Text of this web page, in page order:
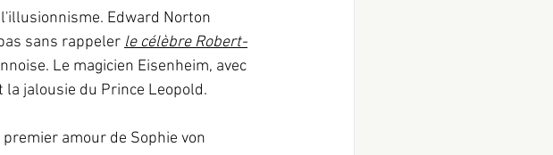
Edward Norton
sans rappeler le célèbre Robert-
Le magicien Eisenheim, avec
jalousie du Prince Leopold.
amour de Sophie von